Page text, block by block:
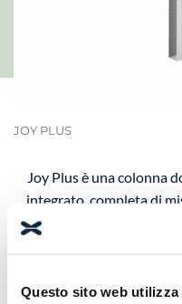
Questo sito web utilizza
JOY PLUS
Joy Plus è una colonna
integrato, completa di
ovvero